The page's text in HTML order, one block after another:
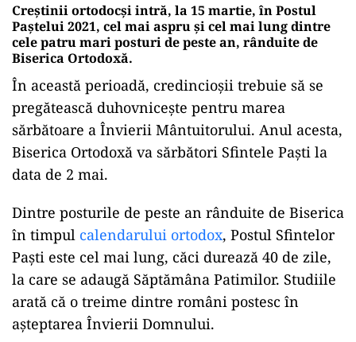
Creștinii ortodocși intră, la 15 martie, în Postul
Paștelui 2021, cel mai aspru și cel mai lung dintre
cele patru mari posturi de peste an, rânduite de
Biserica Ortodoxă.
În această perioadă, credincioșii trebuie să se
pregătească duhovnicește pentru marea
sărbătoare a Învierii Mântuitorului. Anul acesta,
Biserica Ortodoxă va sărbători Sfintele Paști la
data de 2 mai.
Dintre posturile de peste an rânduite de Biserica
în timpul calendarului ortodox, Postul Sfintelor
Paști este cel mai lung, căci durează 40 de zile,
la care se adaugă Săptămâna Patimilor. Studiile
arată că o treime dintre români postesc în
așteptarea Învierii Domnului.